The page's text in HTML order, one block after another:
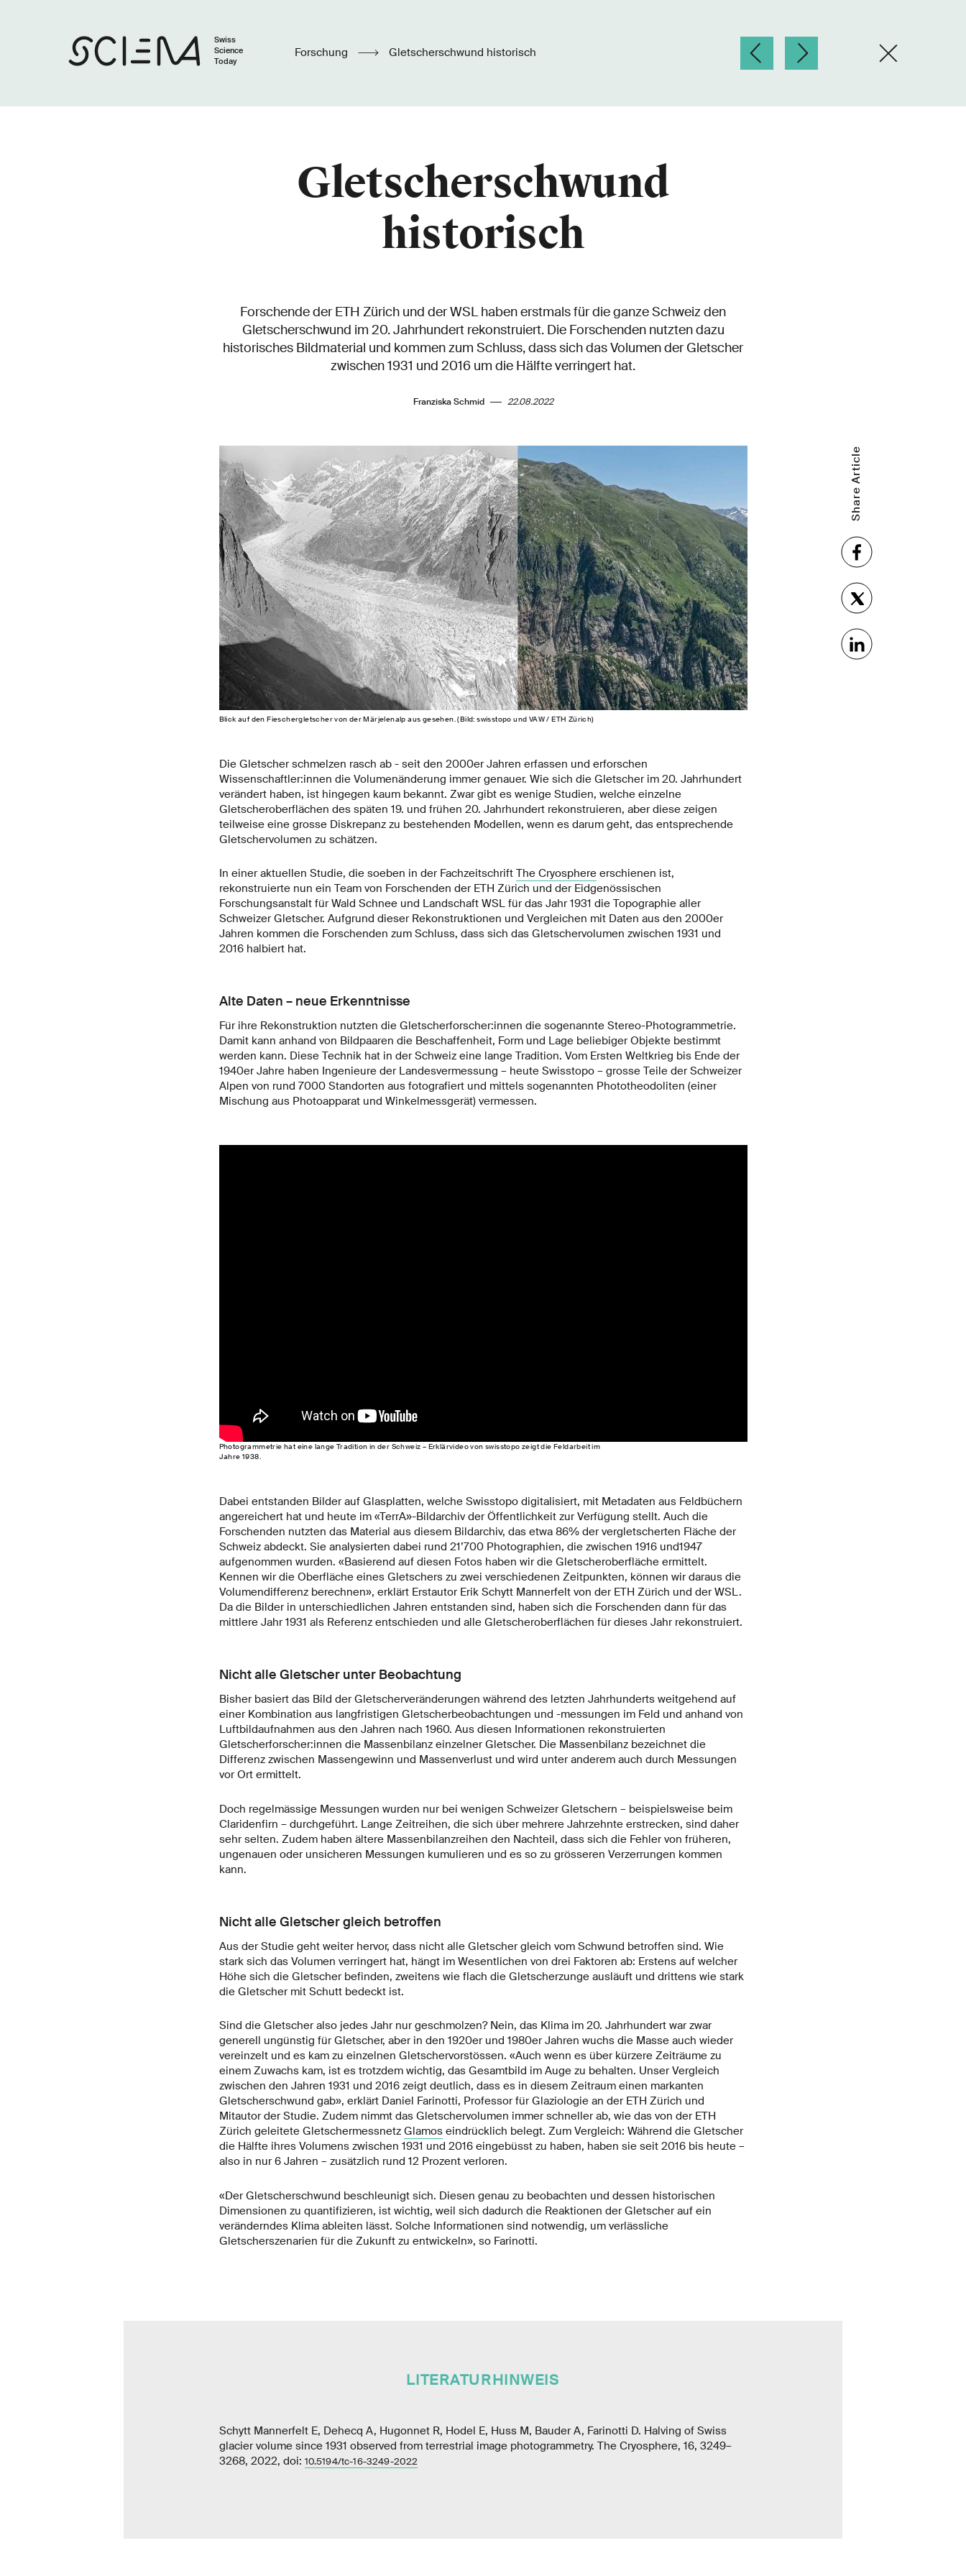
Swiss
Science
Today
Forschung Gletscherschwund historisch
Gletscherschwund
historisch
Forschende der ETH Zürich und der WSL haben erstmals für die ganze Schweiz den
Gletscherschwund im 20. Jahrhundert rekonstruiert. Die Forschenden nutzten dazu
historisches Bildmaterial und kommen zum Schluss, dass sich das Volumen der Gletscher
zwischen 1931 und 2016 um die Hälfte verringert hat.
Franziska Schmid 22.08.2022
Blick auf den Fieschergletscher von der Märjelenalp aus gesehen. (Bild: swisstopo und VAW / ETH Zürich)
Share Article
Die Gletscher schmelzen rasch ab - seit den 2000er Jahren erfassen und erforschen
Wissenschaftler:innen die Volumenänderung immer genauer. Wie sich die Gletscher im 20. Jahrhundert
verändert haben, ist hingegen kaum bekannt. Zwar gibt es wenige Studien, welche einzelne
Gletscheroberflächen des späten 19. und frühen 20. Jahrhundert rekonstruieren, aber diese zeigen
teilweise eine grosse Diskrepanz zu bestehenden Modellen, wenn es darum geht, das entsprechende
Gletschervolumen zu schätzen.
In einer aktuellen Studie, die soeben in der Fachzeitschrift The Cryosphereerschienen ist,
rekonstruierte nun ein Team von Forschenden der ETH Zürich und der Eidgenössischen
Forschungsanstalt für Wald Schnee und Landschaft WSL für das Jahr 1931 die Topographie aller
Schweizer Gletscher. Aufgrund dieser Rekonstruktionen und Vergleichen mit Daten aus den 2000er
Jahren kommen die Forschenden zum Schluss, dass sich das Gletschervolumen zwischen 1931 und
2016 halbiert hat.
Alte Daten – neue Erkenntnisse
Für ihre Rekonstruktion nutzten die Gletscherforscher:innen die sogenannte Stereo-​​Photogrammetrie.
Damit kann anhand von Bildpaaren die Beschaffenheit, Form und Lage beliebiger Objekte bestimmt
werden kann. Diese Technik hat in der Schweiz eine lange Tradition. Vom Ersten Weltkrieg bis Ende der
1940er Jahre haben Ingenieure der Landesvermessung – heute Swisstopo – grosse Teile der Schweizer
Alpen von rund 7000 Standorten aus fotografiert und mittels sogenannten Phototheodoliten (einer
Mischung aus Photoapparat und Winkelmessgerät) vermessen.
Photogrammetrie hat eine lange Tradition in der Schweiz – Erklärvideo von swisstopo zeigt die Feldarbeit im
Jahre 1938.
Dabei entstanden Bilder auf Glasplatten, welche Swisstopo digitalisiert, mit Metadaten aus Feldbüchern
angereichert hat und heute im «TerrA»-​Bildarchiv der Öffentlichkeit zur Verfügung stellt. Auch die
Forschenden nutzten das Material aus diesem Bildarchiv, das etwa 86% der vergletscherten Fläche der
Schweiz abdeckt. Sie analysierten dabei rund 21’700 Photographien, die zwischen 1916 und1947
aufgenommen wurden. «Basierend auf diesen Fotos haben wir die Gletscheroberfläche ermittelt.
Kennen wir die Oberfläche eines Gletschers zu zwei verschiedenen Zeitpunkten, können wir daraus die
Volumendifferenz berechnen», erklärt Erstautor Erik Schytt Mannerfelt von der ETH Zürich und der WSL.
Da die Bilder in unterschiedlichen Jahren entstanden sind, haben sich die Forschenden dann für das
mittlere Jahr 1931 als Referenz entschieden und alle Gletscheroberflächen für dieses Jahr rekonstruiert.
Nicht alle Gletscher unter Beobachtung
Bisher basiert das Bild der Gletscherveränderungen während des letzten Jahrhunderts weitgehend auf
einer Kombination aus langfristigen Gletscherbeobachtungen und -​messungen im Feld und anhand von
Luftbildaufnahmen aus den Jahren nach 1960. Aus diesen Informationen rekonstruierten
Gletscherforscher:innen die Massenbilanz einzelner Gletscher. Die Massenbilanz bezeichnet die
Differenz zwischen Massengewinn und Massenverlust und wird unter anderem auch durch Messungen
vor Ort ermittelt.
Doch regelmässige Messungen wurden nur bei wenigen Schweizer Gletschern – beispielsweise beim
Claridenfirn – durchgeführt. Lange Zeitreihen, die sich über mehrere Jahrzehnte erstrecken, sind daher
sehr selten. Zudem haben ältere Massenbilanzreihen den Nachteil, dass sich die Fehler von früheren,
ungenauen oder unsicheren Messungen kumulieren und es so zu grösseren Verzerrungen kommen
kann.
Nicht alle Gletscher gleich betroffen
Aus der Studie geht weiter hervor, dass nicht alle Gletscher gleich vom Schwund betroffen sind. Wie
stark sich das Volumen verringert hat, hängt im Wesentlichen von drei Faktoren ab: Erstens auf welcher
Höhe sich die Gletscher befinden, zweitens wie flach die Gletscherzunge ausläuft und drittens wie stark
die Gletscher mit Schutt bedeckt ist.
Sind die Gletscher also jedes Jahr nur geschmolzen? Nein, das Klima im 20. Jahrhundert war zwar
generell ungünstig für Gletscher, aber in den 1920er und 1980er Jahren wuchs die Masse auch wieder
vereinzelt und es kam zu einzelnen Gletschervorstössen. «Auch wenn es über kürzere Zeiträume zu
einem Zuwachs kam, ist es trotzdem wichtig, das Gesamtbild im Auge zu behalten. Unser Vergleich
zwischen den Jahren 1931 und 2016 zeigt deutlich, dass es in diesem Zeitraum einen markanten
Gletscherschwund gab», erklärt Daniel Farinotti, Professor für Glaziologie an der ETH Zürich und
Mitautor der Studie. Zudem nimmt das Gletschervolumen immer schneller ab, wie das von der ETH
Zürich geleitete Gletschermessnetz Glamoseindrücklich belegt. Zum Vergleich: Während die Gletscher
die Hälfte ihres Volumens zwischen 1931 und 2016 eingebüsst zu haben, haben sie seit 2016 bis heute –
also in nur 6 Jahren – zusätzlich rund 12 Prozent verloren.
«Der Gletscherschwund beschleunigt sich. Diesen genau zu beobachten und dessen historischen
Dimensionen zu quantifizieren, ist wichtig, weil sich dadurch die Reaktionen der Gletscher auf ein
veränderndes Klima ableiten lässt. Solche Informationen sind notwendig, um verlässliche
Gletscherszenarien für die Zukunft zu entwickeln», so Farinotti.
LITERATURHINWEIS
Schytt Mannerfelt E, Dehecq A, Hugonnet R, Hodel E, Huss M, Bauder A, Farinotti D. Halving of Swiss
glacier volume since 1931 observed from terrestrial image photogrammetry. The Cryosphere, 16, 3249–
3268, 2022, doi: 10.5194/tc-16-3249-2022